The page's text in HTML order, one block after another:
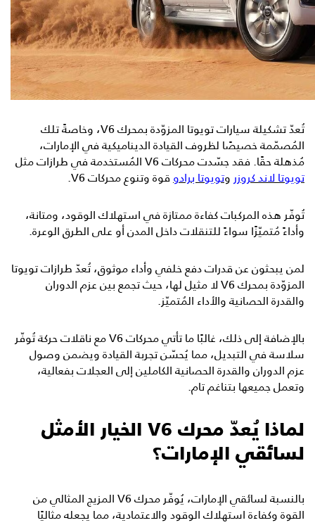
تُعدّ تشكيلة سيارات تويوتا المزوّدة بمحرك V6، وخاصةً تلك
المُصمّمة خصيصًا لظروف القيادة الديناميكية في الإمارات،
مُذهلة حقًا. فقد جسّدت محركات V6 المُستخدمة في طرازات مثل
تويوتا لاند كروزر وتويوتا برادوقوة وتنوع محركات V6.
تُوفّر هذه المركبات كفاءة ممتازة في استهلاك الوقود، ومتانة،
وأداءً مُتميّزًا سواءً للتنقلات داخل المدن أو على الطرق الوعرة.
لمن يبحثون عن قدرات دفع خلفي وأداء موثوق، تُعدّ طرازات تويوتا
المزوّدة بمحرك V6 لا مثيل لها، حيث تجمع بين عزم الدوران
والقدرة الحصانية والأداء المُتميّز.
بالإضافة إلى ذلك، غالبًا ما تأتي محركات V6 مع ناقلات حركة تُوفّر
سلاسة في التبديل، مما يُحسّن تجربة القيادة ويضمن وصول
عزم الدوران والقدرة الحصانية الكاملين إلى العجلات بفعالية،
وتعمل جميعها بتناغم تام.
لماذا يُعدّ محرك V6 الخيار الأمثل
لسائقي الإمارات؟
بالنسبة لسائقي الإمارات، يُوفّر محرك V6 المزيج المثالي من
القوة وكفاءة استهلاك الوقود والاعتمادية، مما يجعله مثاليًا